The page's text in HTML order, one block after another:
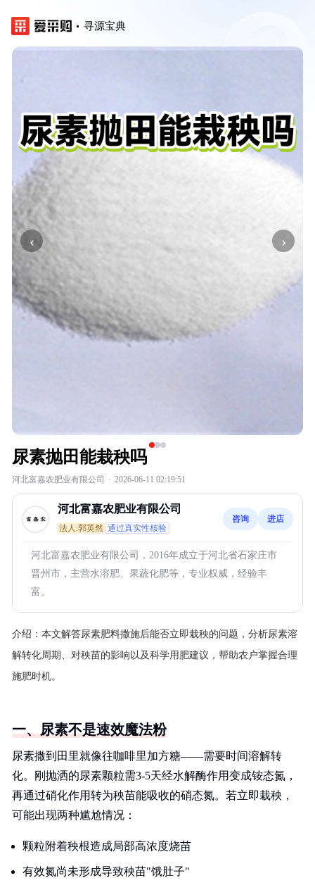
寻源宝典
‹ ›
尿素抛田能栽秧吗
河北富嘉农肥业有限公司 · 2026-06-11 02:19:51
河北富嘉农肥业有限公司
法人:郭英然 通过真实性核验
咨询 进店
河北富嘉农肥业有限公司，2016年成立于河北省石家庄市
晋州市，主营水溶肥、果蔬化肥等，专业权威，经验丰
富。
介绍： 本文解答尿素肥料撒施后能否立即栽秧的问题，分析尿素溶
解转化周期、对秧苗的影响以及科学用肥建议，帮助农户掌握合理
施肥时机。
一、尿素不是速效魔法粉
尿素撒到田里就像往咖啡里加方糖——需要时间溶解转
化。刚抛洒的尿素颗粒需3-5天经水解酶作用变成铵态氮，
再通过硝化作用转为秧苗能吸收的硝态氮。若立即栽秧，
可能出现两种尴尬情况：
颗粒附着秧根造成局部高浓度烧苗
有效氮尚未形成导致秧苗"饿肚子"